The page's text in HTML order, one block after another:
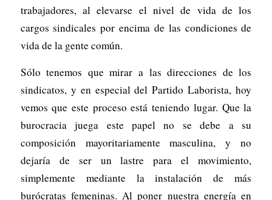
trabajadores, al elevarse el nivel de vida de los
cargos sindicales por encima de las condiciones de
vida de la gente común.
Sólo tenemos que mirar a las direcciones de los
sindicatos, y en especial del Partido Laborista, hoy
vemos que este proceso está teniendo lugar. Que la
burocracia juega este papel no se debe a su
composición mayoritariamente masculina, y no
dejaría de ser un lastre para el movimiento,
simplemente mediante la instalación de más
burócratas femeninas. Al poner nuestra energía en